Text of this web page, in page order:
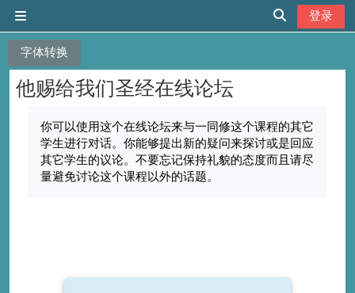
字体转换
切换搜索输入
登录
他赐给我们圣经在线论坛
你可以使用这个在线论坛来与一同修这个课程的其它
学生进行对话。你能够提出新的疑问来探讨或是回应
其它学生的议论。不要忘记保持礼貌的态度而且请尽
量避免讨论这个课程以外的话题。